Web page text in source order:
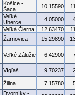
Košice -
Šaca
10.15590
Veľké
Uherce
4.05000
Veľká Čierna 12.63470
Žarnovica 15.29890
Veľké Zálužie 6.42900
Vígľaš 9.70237
Žilina 7.15780
Dvorníky -